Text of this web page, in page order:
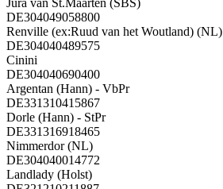
DE304049058800
Renville (ex:Ruud van het Woutland) (NL)
DE304040489575
Cinini
DE304040690400
Argentan (Hann) - VbPr
DE331310415867
Dorle (Hann) - StPr
DE331316918465
Nimmerdor (NL)
DE304040014772
Landlady (Holst)